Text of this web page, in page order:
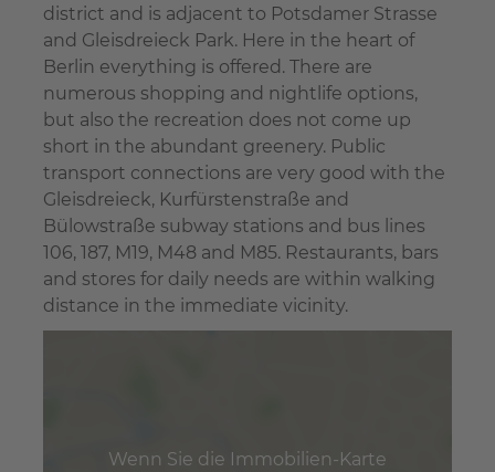
district and is adjacent to Potsdamer Strasse
and Gleisdreieck Park. Here in the heart of
Berlin everything is offered. There are
numerous shopping and nightlife options,
but also the recreation does not come up
short in the abundant greenery. Public
transport connections are very good with the
Gleisdreieck, Kurfürstenstraße and
Bülowstraße subway stations and bus lines
106, 187, M19, M48 and M85. Restaurants, bars
and stores for daily needs are within walking
distance in the immediate vicinity.
Wenn Sie die Immobilien-Karte